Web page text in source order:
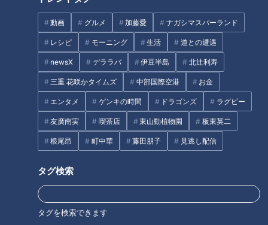
動画 グルメ 加藤愛 ナガシマスパーランド
レシピ モーニング 生活 道との遭遇
newsX デララバ 伊豆半島 北辻利寿
三重 花咲かタイムズ 中部国際空港 お金
エンタメ ゲンキの時間 ドラゴンズ ラグビー
友廣南実 喫茶店 東山動植物園 板東英二
根尾昂 町中華 藤田朋子 見逃し配信
タグ検索
タグを検索できます
芸、生活、ビジネスが学べる“専門系”に分かれていて、この
日、マヂラブの二人を迎えてくれたのは専門系の『食農サイエ
ンス系列』と『園芸デザイン系列』の皆さん。
村上と同じ中学校出身の生徒が丁寧に教えてくれました。